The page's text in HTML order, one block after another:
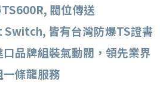
閥位傳送
皆有台灣防爆TS證書
品牌組裝氣動閥，領先業界
條龍服務